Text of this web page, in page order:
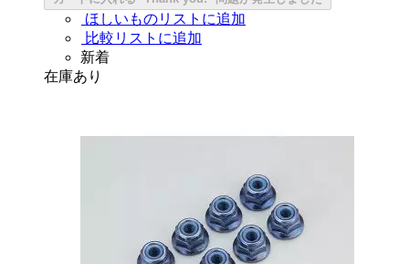
ほしいものリストに追加
比較リストに追加
新着
在庫あり